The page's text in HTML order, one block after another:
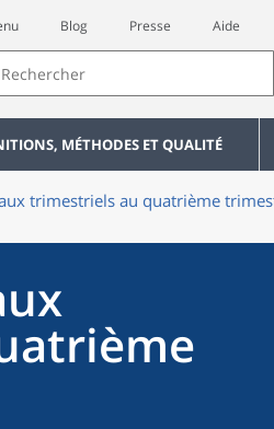
Blog Presse Aide
MÉTHODES ET QUALITÉ
trimestriels au quatrième